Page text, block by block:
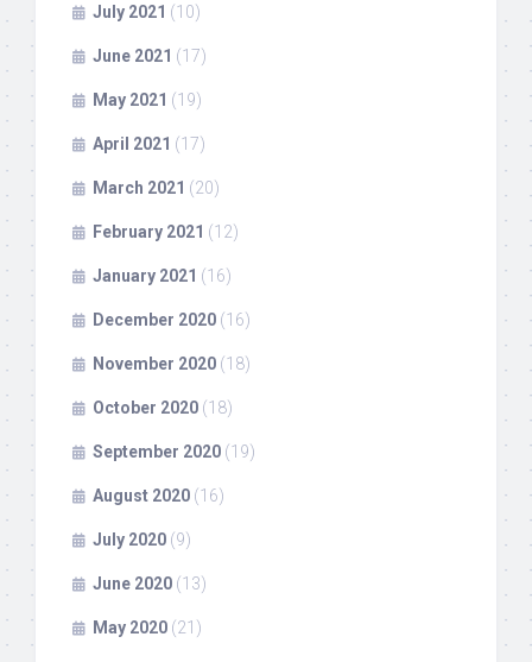
July 2021 (10)
June 2021 (17)
May 2021 (19)
April 2021 (17)
March 2021 (20)
February 2021 (12)
January 2021 (16)
December 2020 (16)
November 2020 (18)
October 2020 (18)
September 2020 (19)
August 2020 (16)
July 2020 (9)
June 2020 (13)
May 2020 (21)